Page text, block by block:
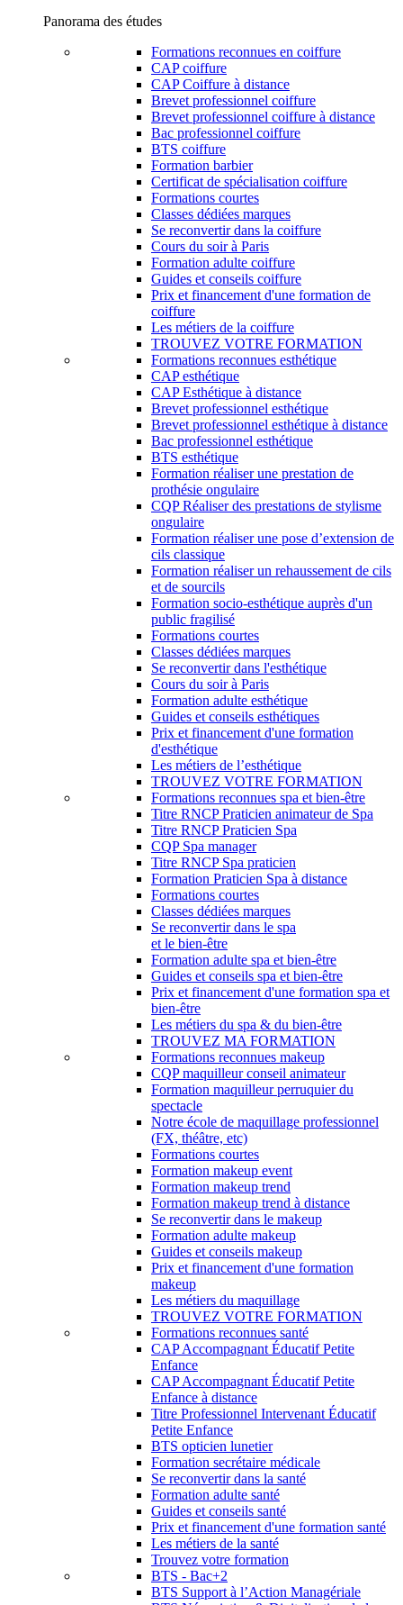
Panorama des études
Formations reconnues en coiffure
CAP coiffure
CAP Coiffure à distance
Brevet professionnel coiffure
Brevet professionnel coiffure à distance
Bac professionnel coiffure
BTS coiffure
Formation barbier
Certificat de spécialisation coiffure
Formations courtes
Classes dédiées marques
Se reconvertir dans la coiffure
Cours du soir à Paris
Formation adulte coiffure
Guides et conseils coiffure
Prix et financement d'une formation de
coiffure
Les métiers de la coiffure
TROUVEZ VOTRE FORMATION
Formations reconnues esthétique
CAP esthétique
CAP Esthétique à distance
Brevet professionnel esthétique
Brevet professionnel esthétique à distance
Bac professionnel esthétique
BTS esthétique
Formation réaliser une prestation de
prothésie ongulaire
CQP Réaliser des prestations de stylisme
ongulaire
Formation réaliser une pose d’extension de
cils classique
Formation réaliser un rehaussement de cils
et de sourcils
Formation socio-esthétique auprès d'un
public fragilisé
Formations courtes
Classes dédiées marques
Se reconvertir dans l'esthétique
Cours du soir à Paris
Formation adulte esthétique
Guides et conseils esthétiques
Prix et financement d'une formation
d'esthétique
Les métiers de l’esthétique
TROUVEZ VOTRE FORMATION
Formations reconnues spa et bien-être
Titre RNCP Praticien animateur de Spa
Titre RNCP Praticien Spa
CQP Spa manager
Titre RNCP Spa praticien
Formation Praticien Spa à distance
Formations courtes
Classes dédiées marques
Se reconvertir dans le spa
et le bien-être
Formation adulte spa et bien-être
Guides et conseils spa et bien-être
Prix et financement d'une formation spa et
bien-être
Les métiers du spa & du bien-être
TROUVEZ MA FORMATION
Formations reconnues makeup
CQP maquilleur conseil animateur
Formation maquilleur perruquier du
spectacle
Notre école de maquillage professionnel
(FX, théâtre, etc)
Formations courtes
Formation makeup event
Formation makeup trend
Formation makeup trend à distance
Se reconvertir dans le makeup
Formation adulte makeup
Guides et conseils makeup
Prix et financement d'une formation
makeup
Les métiers du maquillage
TROUVEZ VOTRE FORMATION
Formations reconnues santé
CAP Accompagnant Éducatif Petite
Enfance
CAP Accompagnant Éducatif Petite
Enfance à distance
Titre Professionnel Intervenant Éducatif
Petite Enfance
BTS opticien lunetier
Formation secrétaire médicale
Se reconvertir dans la santé
Formation adulte santé
Guides et conseils santé
Prix et financement d'une formation santé
Les métiers de la santé
Trouvez votre formation
BTS - Bac+2
BTS Support à l’Action Managériale